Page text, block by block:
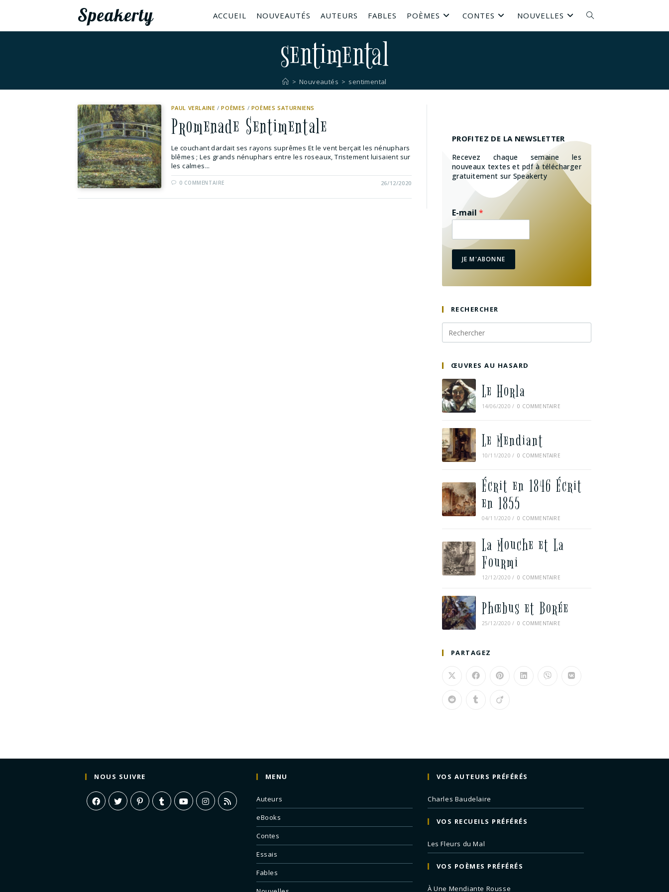
Speakerty ACCUEIL NOUVEAUTÉS AUTEURS FABLES POÈMES CONTES NOUVELLES
sentimental
> Nouveautés > sentimental
PAUL VERLAINE /POÈMES / POÈMES SATURNIENS
Promenade Sentimentale
Le couchant dardait ses rayons suprêmes Et le vent berçait les nénuphars
blêmes ; Les grands nénuphars entre les roseaux, Tristement luisaient sur
les calmes...
0 COMMENTAIRE 26/12/2020
PROFITEZ DE LA NEWSLETTER
Recevez chaque semaine les
nouveaux textes et pdf à télécharger
gratuitement sur Speakerty
E-mail *
JE M'ABONNE
RECHERCHER
ŒUVRES AU HASARD
Le Horla
14/06/2020 / 0 COMMENTAIRE
Le Mendiant
10/11/2020 / 0 COMMENTAIRE
Écrit en 1846 Écrit
en 1855
04/11/2020 / 0 COMMENTAIRE
La Mouche et La
Fourmi
12/12/2020 / 0 COMMENTAIRE
Phœbus et Borée
25/12/2020 / 0 COMMENTAIRE
PARTAGEZ
NOUS SUIVRE MENU
Auteurs
eBooks
Contes
Essais
Fables
VOS AUTEURS PRÉFÉRÉS
Charles Baudelaire
VOS RECUEILS PRÉFÉRÉS
Les Fleurs du Mal
VOS POÈMES PRÉFÉRÉS
À Une Mendiante Rousse